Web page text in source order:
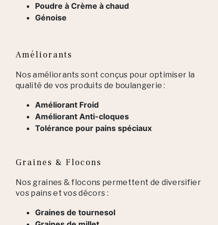
Poudre à Crème à chaud
Génoise
Améliorants
Nos améliorants sont conçus pour optimiser la
qualité de vos produits de boulangerie :
Améliorant Froid
Améliorant Anti-cloques
Tolérance pour pains spéciaux
Graines & Flocons
Nos graines & flocons permettent de diversifier
vos pains et vos décors :
Graines de tournesol